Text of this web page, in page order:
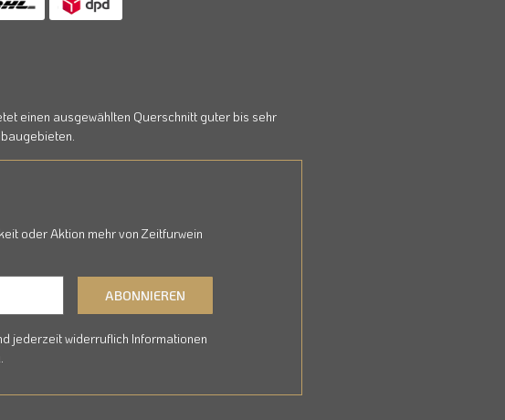
einen ausgewählten Querschnitt guter bis sehr
oder Aktion mehr von Zeitfurwein
ABONNIEREN
jederzeit widerruflich Informationen